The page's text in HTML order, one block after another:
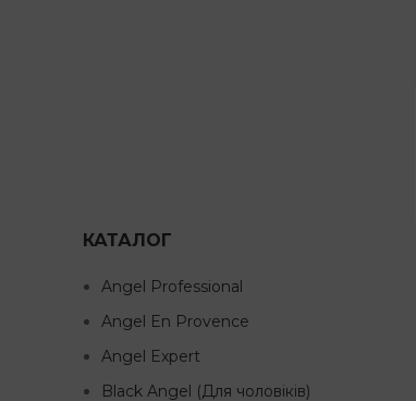
КАТАЛОГ
Angel Professional
Angel En Provence
Angel Expert
Black Angel (Для чоловіків)